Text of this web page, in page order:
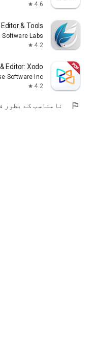
4.6
star
& Tools
Software Labs
4.2
star
Editor: Xodo
Software Inc.
4.2
star
flag نامناسب کے بطور